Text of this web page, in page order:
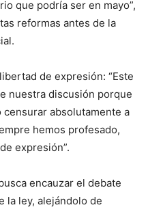
que podría ser en mayo”,
reformas antes de la
de expresión: “Este
nuestra discusión porque
absolutamente a
hemos profesado,
expresión”.
encauzar el debate
la ley, alejándolo de